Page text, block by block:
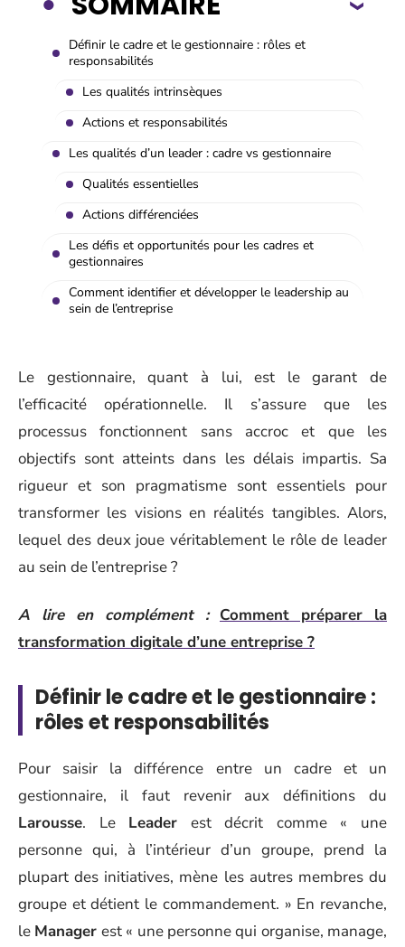
Définir le cadre et le gestionnaire : rôles et
responsabilités
Les qualités intrinsèques
Actions et responsabilités
Les qualités d’un leader : cadre vs gestionnaire
Qualités essentielles
Actions différenciées
Les défis et opportunités pour les cadres et
gestionnaires
Comment identifier et développer le leadership au
sein de l’entreprise
Le gestionnaire, quant à lui, est le garant de
l’efficacité opérationnelle. Il s’assure que les
processus fonctionnent sans accroc et que les
objectifs sont atteints dans les délais impartis. Sa
rigueur et son pragmatisme sont essentiels pour
transformer les visions en réalités tangibles. Alors,
lequel des deux joue véritablement le rôle de leader
au sein de l’entreprise ?
A lire en complément : Comment préparer la
transformation digitale d’une entreprise ?
Définir le cadre et le gestionnaire :
rôles et responsabilités
Pour saisir la différence entre un cadre et un
gestionnaire, il faut revenir aux définitions du
Larousse. Le Leader est décrit comme « une
personne qui, à l’intérieur d’un groupe, prend la
plupart des initiatives, mène les autres membres du
groupe et détient le commandement. » En revanche,
le Manager est « une personne qui organise, manage,